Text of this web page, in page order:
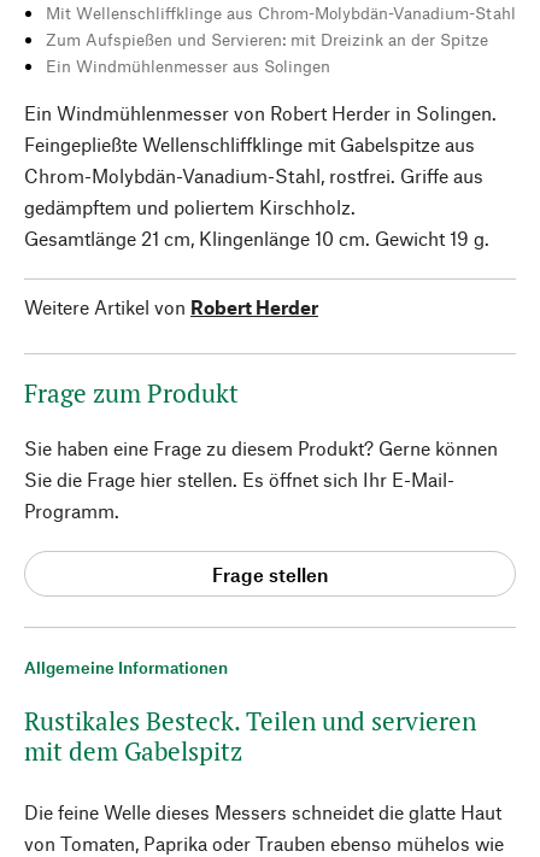
Allgemeine Informationen
Rustikales Besteck. Teilen und servieren
mit dem Gabelspitz
Die feine Welle dieses Messers schneidet die glatte Haut
von Tomaten, Paprika oder Trauben ebenso mühelos wie
Mit Wellenschliffklinge aus Chrom-Molybdän-Vanadium-Stahl
Zum Aufspießen und Servieren: mit Dreizink an der Spitze
Ein Windmühlenmesser aus Solingen
Ein Windmühlenmesser von Robert Herder in Solingen.
Feingepließte Wellenschliffklinge mit Gabelspitze aus
Chrom-Molybdän-Vanadium-Stahl, rostfrei. Griffe aus
gedämpftem und poliertem Kirschholz.
Gesamtlänge 21 cm, Klingenlänge 10 cm. Gewicht 19 g.
Weitere Artikel von Robert Herder
Frage zum Produkt
Sie haben eine Frage zu diesem Produkt? Gerne können
Sie die Frage hier stellen. Es öffnet sich Ihr E-Mail-
Programm.
Frage stellen